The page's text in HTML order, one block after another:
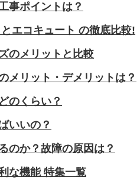
事ポイントは？
エコキュート の徹底比較!
のメリットと比較
メリット・デメリットは？
のくらい？
いいの？
のか？故障の原因は？
な機能 特集一覧